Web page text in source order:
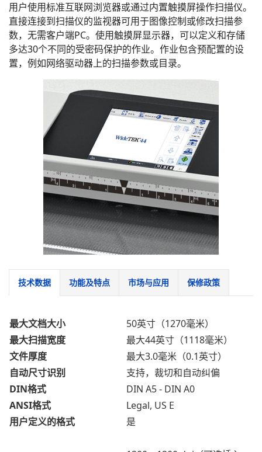
用户使用标准互联网浏览器或通过内置触摸屏操作扫描仪。
直接连接到扫描仪的监视器可用于图像控制或修改扫描参
数，无需客户端PC。使用触摸屏显示器，可以定义和存储
多达30个不同的受密码保护的作业。作业包含预配置的设
置，例如网络驱动器上的扫描参数或目录。
技术数据 功能及特点 市场与应用 保修政策
最大文档大小
50英寸（1270毫米）
最大扫描宽度
最大44英寸（1118毫米）
文件厚度
最大3.0毫米（0.1英寸）
自动尺寸识别
支持，裁切和自动纠偏
DIN格式
DIN A5 - DIN A0
ANSI格式
Legal, US E
用户定义的格式
是